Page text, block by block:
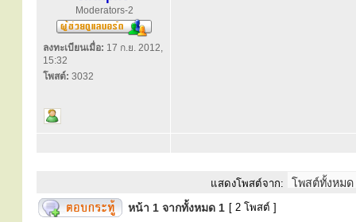
Moderators-2
ลงทะเบียนเมื่อ: 17 ก.ย. 2012,
15:32
โพสต์: 3032
แสดงโพสต์จาก:
หน้า 1 จากทั้งหมด 1 [ 2 โพสต์ ]